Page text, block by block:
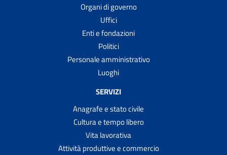
Organi di governo
Uffici
Enti e fondazioni
Politici
Personale amministrativo
Luoghi
SERVIZI
Anagrafe e stato civile
Cultura e tempo libero
Vita lavorativa
Attività produttive e commercio